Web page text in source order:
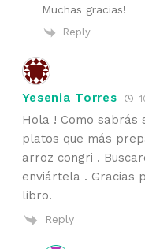
Muchas gracias!
Reply
Yesenia Torres
Hola ! Como sabrás
platos que más
arroz congri .
enviártela . Gracias
libro.
Reply